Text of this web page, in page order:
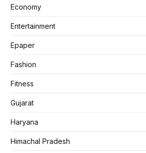
Economy
Entertainment
Epaper
Fashion
Fitness
Gujarat
Haryana
Himachal Pradesh